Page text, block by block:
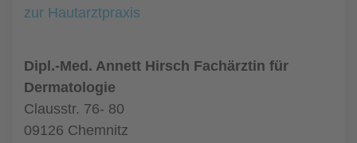
zur Hautarztpraxis
Dipl.-Med. Annett Hirsch Fachärztin für
Dermatologie
Clausstr. 76- 80
09126 Chemnitz